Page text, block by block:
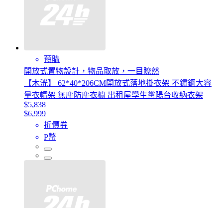
預購
開放式置物設計，物品取放，一目瞭然
【木洸】 62*40*206CM開放式落地掛衣架 不鏽鋼大容
量衣帽架 無塵防塵衣櫥 出租屋學生黨陽台收納衣架
$5,838
$6,999
折價券
P幣